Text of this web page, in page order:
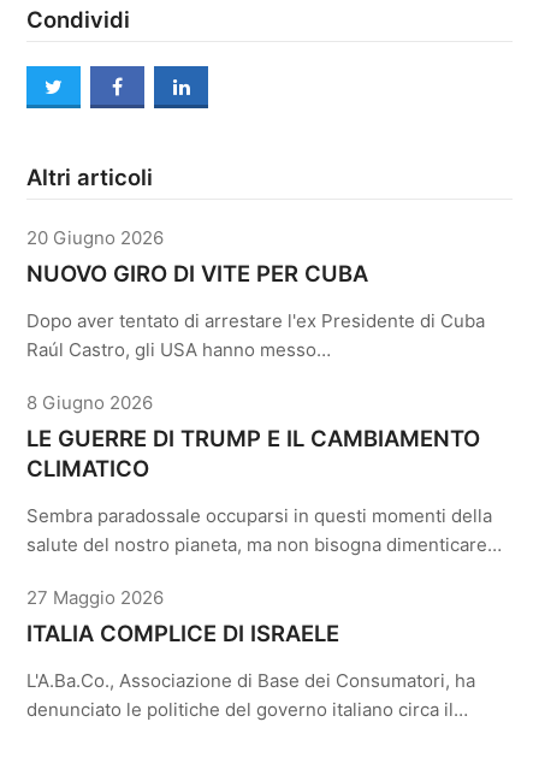
Condividi
twitter facebooklinkedin
Altri articoli
20 Giugno 2026
NUOVO GIRO DI VITE PER CUBA
Dopo aver tentato di arrestare l'ex Presidente di Cuba
Raúl Castro, gli USA hanno messo…
8 Giugno 2026
LE GUERRE DI TRUMP E IL CAMBIAMENTO
CLIMATICO
Sembra paradossale occuparsi in questi momenti della
salute del nostro pianeta, ma non bisogna dimenticare…
27 Maggio 2026
ITALIA COMPLICE DI ISRAELE
L'A.Ba.Co., Associazione di Base dei Consumatori, ha
denunciato le politiche del governo italiano circa il…